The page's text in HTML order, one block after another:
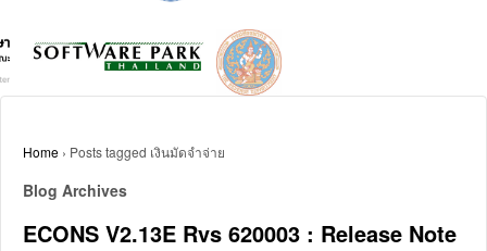
Home › Posts tagged เงินมัดจำจ่าย
Blog Archives
ECONS V2.13E Rvs 620003 : Release Note